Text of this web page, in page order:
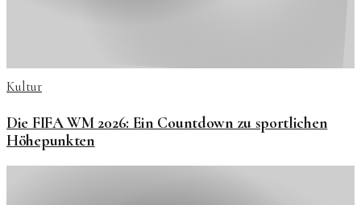
Kultur
Die FIFA WM 2026: Ein Countdown zu sportlichen
Höhepunkten